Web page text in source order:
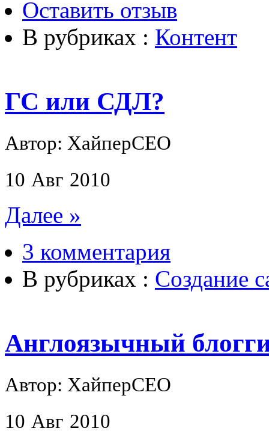
Оставить отзыв
В рубриках : Контент
ГС или СДЛ?
Автор: ХайперСЕО
10 Авг 2010
Далее »
3 комментария
В рубриках : Создание
Англоязычный
Автор: ХайперСЕО
10 Авг 2010